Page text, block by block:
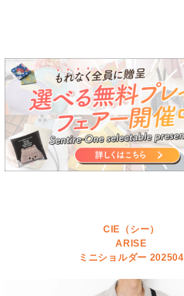
CIE（シー）
ARISE
ミニショルダー 202504